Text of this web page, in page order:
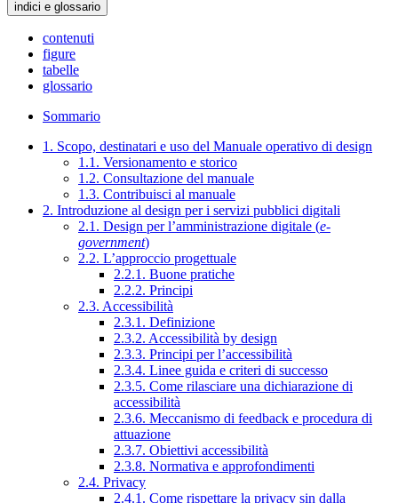
indici e glossario
contenuti
figure
tabelle
glossario
Sommario
1. Scopo, destinatari e uso del Manuale operativo di design
1.1. Versionamento e storico
1.2. Consultazione del manuale
1.3. Contribuisci al manuale
2. Introduzione al design per i servizi pubblici digitali
2.1. Design per l’amministrazione digitale (e-
government)
2.2. L’approccio progettuale
2.2.1. Buone pratiche
2.2.2. Principi
2.3. Accessibilità
2.3.1. Definizione
2.3.2. Accessibilità by design
2.3.3. Principi per l’accessibilità
2.3.4. Linee guida e criteri di successo
2.3.5. Come rilasciare una dichiarazione di
accessibilità
2.3.6. Meccanismo di feedback e procedura di
attuazione
2.3.7. Obiettivi accessibilità
2.3.8. Normativa e approfondimenti
2.4. Privacy
2.4.1. Come rispettare la privacy sin dalla